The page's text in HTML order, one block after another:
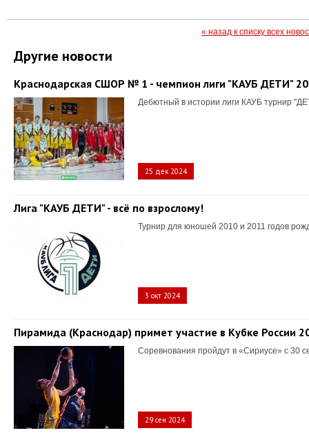
« назад к списку всех
Другие новости
Краснодарская СШОР № 1 - чемпион лиги "КАУБ ДЕТИ"
Дебютный в истории лиги КАУБ турнир
25 дек 2024
Лига "КАУБ ДЕТИ" - всё по взрослому!
Турнир для юношей 2010 и 2011 годов
3 окт 2024
Пирамида (Краснодар) примет участие в Кубке России
Соревнования пройдут в «Сириусе» с 30
29 сен 2024